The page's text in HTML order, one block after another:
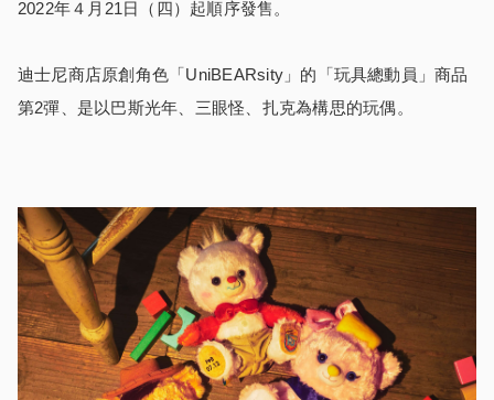
2022年４月21日（四）起順序發售。
迪士尼商店原創角色「UniBEARsity」的「玩具總動員」商品
第2彈、是以巴斯光年、三眼怪、扎克為構思的玩偶。